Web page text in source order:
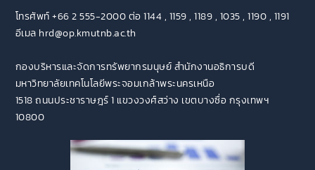
โทรศัพท์ +66 2 555-2000 ต่อ 1144 , 1159 , 1189 , 1035 , 1190 , 1191
อีเมล hrd@op.kmutnb.ac.th
กองบริหารและจัดการทรัพยากรมนุษย์ สำนักงานอธิการบดี
มหาวิทยาลัยเทคโนโลยีพระจอมเกล้าพระนครเหนือ
1518 ถนนประชาราษฎร์ 1 แขวงวงศ์สว่าง เขตบางซื่อ กรุงเทพฯ
10800